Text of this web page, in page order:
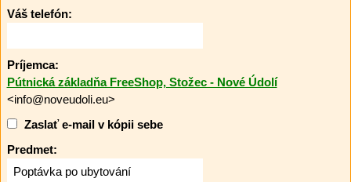
Váš telefón:
Príjemca:
Pútnická základňa FreeShop, Stožec - Nové Údolí
<info@noveudoli.eu>
Zaslať e-mail v kópii sebe
Predmet: